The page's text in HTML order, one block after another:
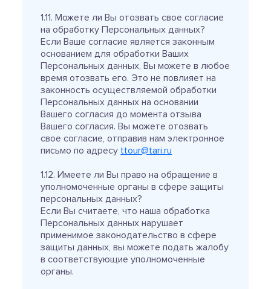
1.11. Можете ли Вы отозвать свое согласие
на обработку Персональных данных?
Если Ваше согласие является законным
основанием для обработки Ваших
Персональных данных, Вы можете в любое
время отозвать его. Это не повлияет на
законность осуществляемой обработки
Персональных данных на основании
Вашего согласия до момента отзыва
Вашего согласия. Вы можете отозвать
свое согласие, отправив нам электронное
письмо по адресу ttour@tari.ru
1.12. Имеете ли Вы право на обращение в
уполномоченные органы в сфере защиты
персональных данных?
Если Вы считаете, что наша обработка
Персональных данных нарушает
применимое законодательство в сфере
защиты данных, вы можете подать жалобу
в соответствующие уполномоченные
органы.